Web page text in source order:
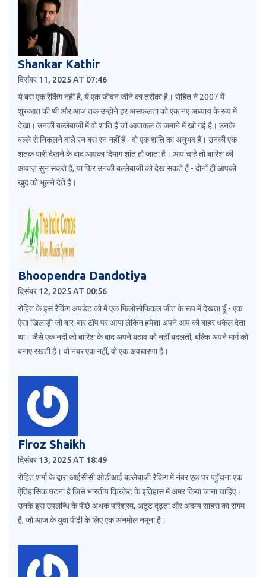
Shankar Kathir
दिसंबर 11, 2025 AT 07:46
ये बस एक रैंकिंग नहीं है, ये एक जीवन जीने का तरीका है। रोहित ने 2007 में
शुरुआत की थी और आज तक उन्होंने हर असफलता को एक नए अध्याय के रूप में
देखा। उनकी बल्लेबाजी में वो शांति है जो आजकल के जमाने में खो गई है। उनके
बल्ले से निकलने वाले रन बस रन नहीं हैं - वो एक शांति का अनुभव हैं। उनकी एक
शतक पारी देखने के बाद आपका दिमाग शांत हो जाता है। आप चाहे तो बारिश की
आवाज़ सुन सकते हैं, या फिर उनकी बल्लेबाजी को देख सकते हैं - दोनों ही आपको
खुद को भूलने देते हैं।
Bhoopendra Dandotiya
दिसंबर 12, 2025 AT 00:56
रोहित के इस रैंकिंग अपडेट को मैं एक फिलोसोफिकल जीत के रूप में देखता हूँ - एक
ऐसा खिलाड़ी जो बार-बार टॉप पर आया लेकिन हमेशा अपने आप को बाहर धकेल देता
था। जैसे एक नदी जो बारिश के बाद अपने बहाव को नहीं बदलती, बल्कि अपने मार्ग को
बनाए रखती है। वो नंबर एक नहीं, वो एक अवधारणा है।
Firoz Shaikh
दिसंबर 13, 2025 AT 18:49
रोहित शर्मा के द्वारा आईसीसी ओडीआई बल्लेबाजी रैंकिंग में नंबर एक पर पहुँचना एक
ऐतिहासिक घटना है जिसे भारतीय क्रिकेट के इतिहास में अमर किया जाना चाहिए।
उनके इस उपलब्धि के पीछे अथक परिश्रम, अटूट दृढ़ता और अदम्य साहस का संगम
है, जो आज के युवा पीढ़ी के लिए एक अनमोल नमूना है।